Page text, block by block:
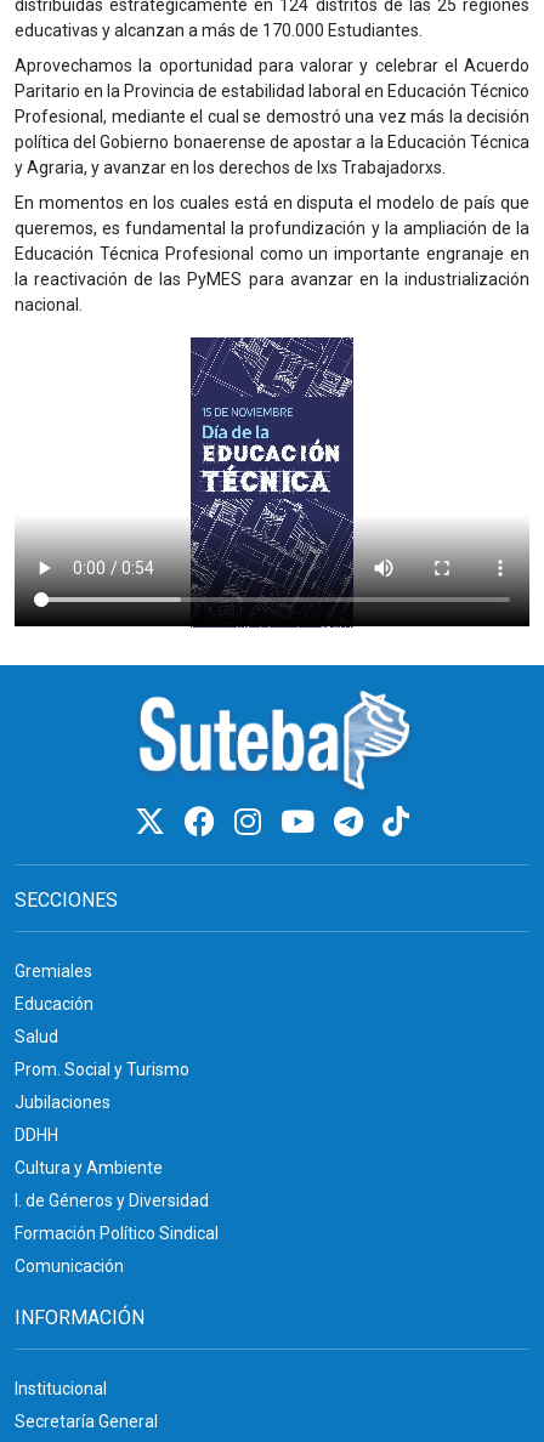
distribuidas estratégicamente en 124 distritos de las 25 regiones
educativas y alcanzan a más de 170.000 Estudiantes.
Aprovechamos la oportunidad para valorar y celebrar el Acuerdo
Paritario en la Provincia de estabilidad laboral en Educación Técnico
Profesional, mediante el cual se demostró una vez más la decisión
política del Gobierno bonaerense de apostar a la Educación Técnica
y Agraria, y avanzar en los derechos de lxs Trabajadorxs.
En momentos en los cuales está en disputa el modelo de país que
queremos, es fundamental la profundización y la ampliación de la
Educación Técnica Profesional como un importante engranaje en
la reactivación de las PyMES para avanzar en la industrialización
nacional.
SECCIONES
Gremiales
Educación
Salud
Prom. Social y Turismo
Jubilaciones
DDHH
Cultura y Ambiente
I. de Géneros y Diversidad
Formación Político Sindical
Comunicación
INFORMACIÓN
Institucional
Secretaría General